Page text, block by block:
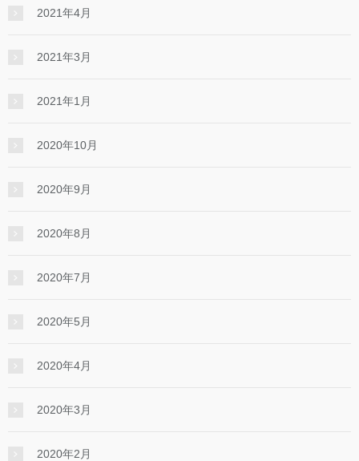
2021年4月
2021年3月
2021年1月
2020年10月
2020年9月
2020年8月
2020年7月
2020年5月
2020年4月
2020年3月
2020年2月